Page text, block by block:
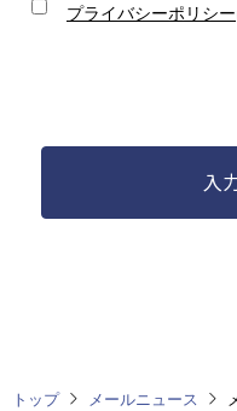
プライバシーポリシ
プライバシーポリシー
トップ メールニュース